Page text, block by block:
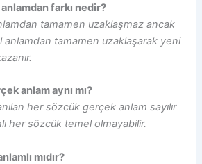
farkı nedir?
tamamen uzaklaşmaz ancak
anlamdan tamamen uzaklaşarak yeni
anlam aynı mı?
her sözcük gerçek anlam sayılır
her sözcük temel olmayabilir.
mıdır?